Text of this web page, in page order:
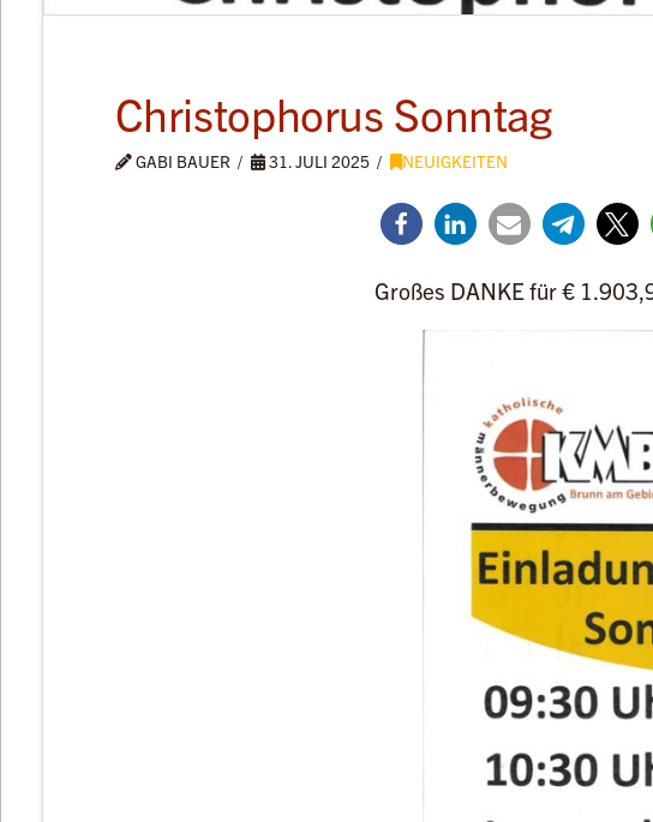
Christophorus Sonntag
GABI BAUER 31. JULI 2025 NEUIGKEITEN
Großes DANKE für €